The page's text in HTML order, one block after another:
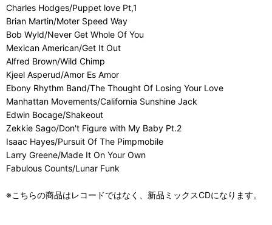
Charles Hodges/Puppet love Pt,1
Brian Martin/Moter Speed Way
Bob Wyld/Never Get Whole Of You
Mexican American/Get It Out
Alfred Brown/Wild Chimp
Kjeel Asperud/Amor Es Amor
Ebony Rhythm Band/The Thought Of Losing Your Love
Manhattan Movements/California Sunshine Jack
Edwin Bocage/Shakeout
Zekkie Sago/Don't Figure with My Baby Pt.2
Isaac Hayes/Pursuit Of The Pimpmobile
Larry Greene/Made It On Your Own
Fabulous Counts/Lunar Funk
※こちらの商品はレコードではなく、新品ミックスCDになります。